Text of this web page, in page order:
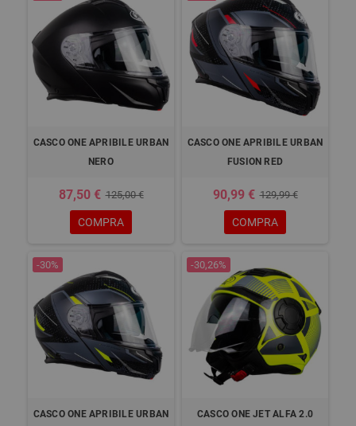
CASCO ONE APRIBILE URBAN
NERO
87,50 € 125,00 €
COMPRA
CASCO ONE APRIBILE URBAN
FUSION RED
90,99 € 129,99 €
COMPRA
-30%
CASCO ONE APRIBILE URBAN
-30,26%
CASCO ONE JET ALFA 2.0